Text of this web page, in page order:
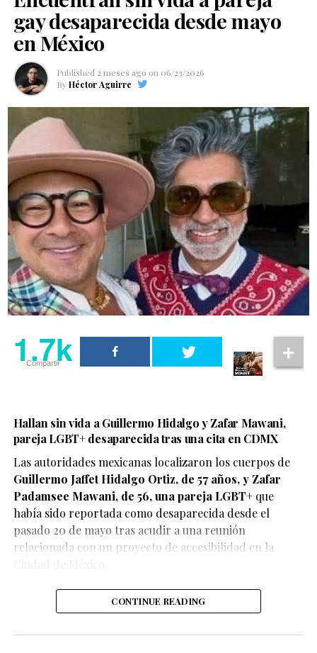
De acuerdo con el testimonio compartido por la pareja,
ambos se encontraban disfrutando de un momento de
afecto cuando fueron abordados por elementos de
seguridad, quienes les habrían advertido que debían
gay desaparecida desde mayo
en México
Published 2 meses ago on 06/23/2026
By Héctor Aguirre
1.7k
Compartir
Hallan sin vida a Guillermo Hidalgo y Zafar Mawani,
pareja LGBT+ desaparecida tras una cita en CDMX
Las autoridades mexicanas localizaron los cuerpos de
Guillermo Jaffet Hidalgo Ortiz, de 57 años, y Zafar
Padamsee Mawani, de 56, una pareja LGBT+que
había sido reportada como desaparecida desde el
pasado 20 de mayo tras acudir a una reunión
relacionada con un proyecto de accesibilidad en la
CONTINUE READING